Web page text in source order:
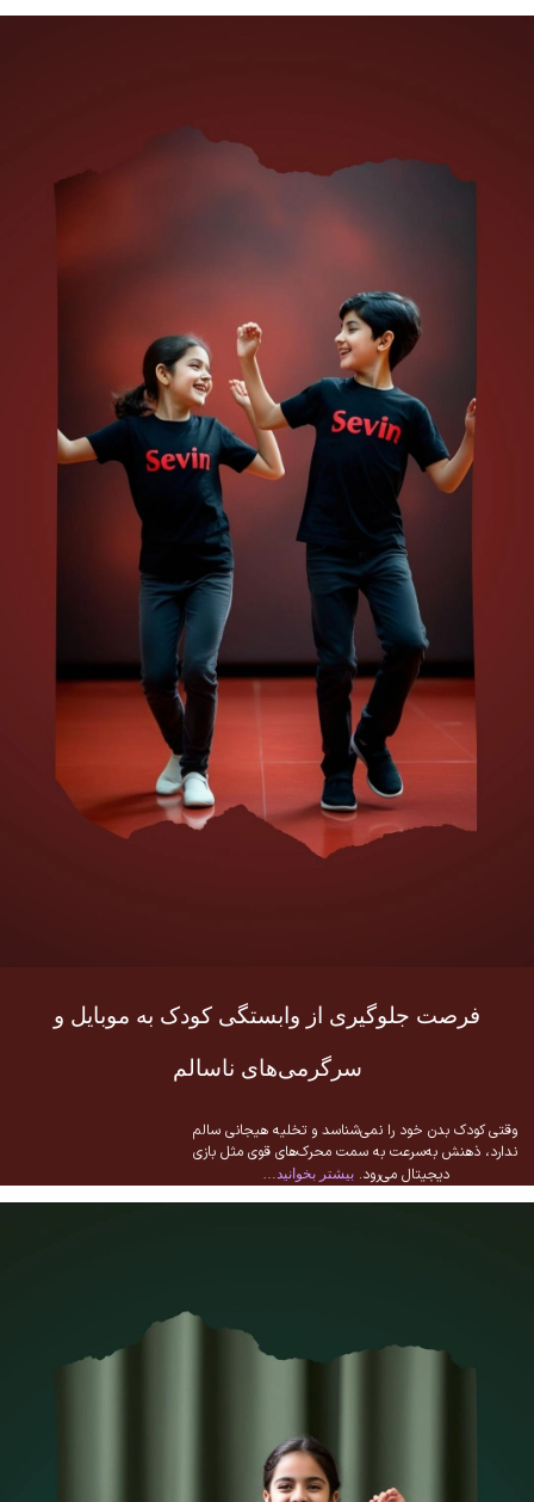
فرصت جلوگیری از وابستگی کودک به موبایل و
سرگرمی‌های ناسالم
وقتی کودک بدن خود را نمی‌شناسد و تخلیه هیجانی سالم
ندارد، ذهنش به‌سرعت به سمت محرک‌های قوی مثل بازی
دیجیتال می‌رود.بیشتر بخوانید…